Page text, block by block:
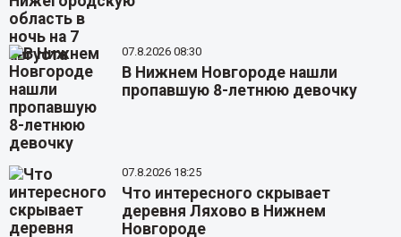
07.8.2026 08:30
В Нижнем Новгороде нашли
пропавшую 8-летнюю девочку
07.8.2026 18:25
Что интересного скрывает
деревня Ляхово в Нижнем
Новгороде